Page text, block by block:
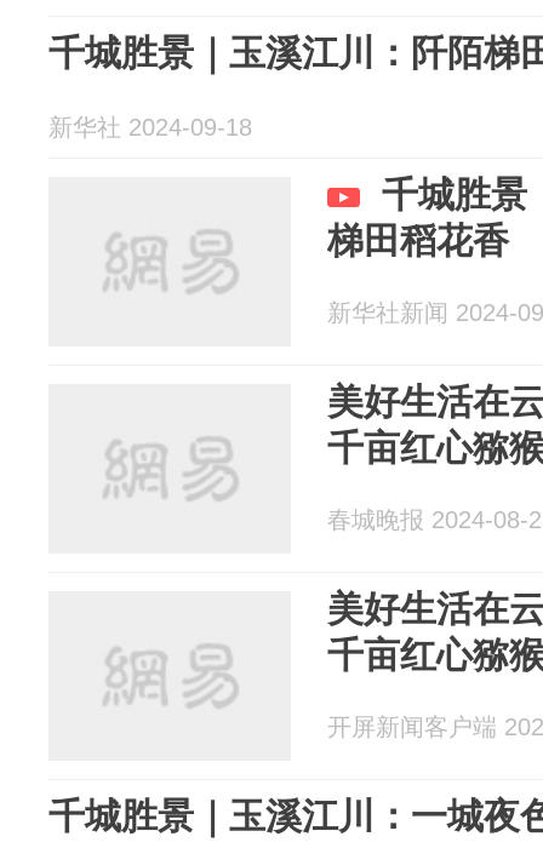
千城胜景｜玉溪江川：阡陌梯
新华社 2024-09-18
千城胜景
梯田稻花香
新华社新闻 2024-
美好生活在
千亩红心猕
春城晚报 2024-08-
美好生活在
千亩红心猕
开屏新闻客户端
千城胜景｜玉溪江川：一城夜